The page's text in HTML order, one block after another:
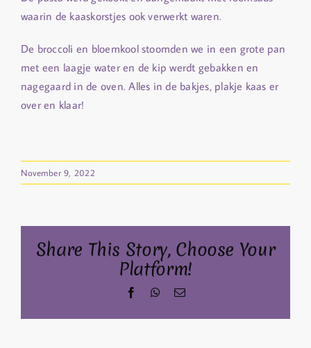
waarin de kaaskorstjes ook verwerkt waren.
De broccoli en bloemkool stoomden we in een grote pan
met een laagje water en de kip werdt gebakken en
nagegaard in de oven. Alles in de bakjes, plakje kaas er
over en klaar!
November 9, 2022
Share This Story, Choose Your
Platform!
FacebookWhatsApp
Email